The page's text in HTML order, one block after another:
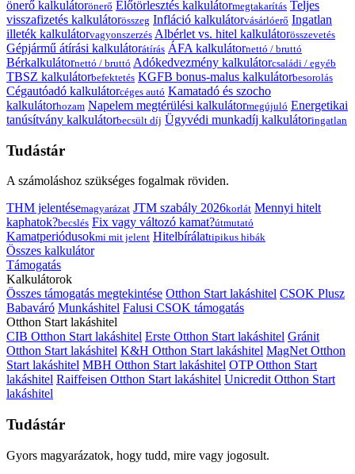
önerő kalkulátorönerő Előtörlesztés kalkulátormegtakarítás Teljes
visszafizetés kalkulátorösszeg Infláció kalkulátorvásárlóerő Ingatlan
illeték kalkulátorvagyonszerzés Albérlet vs. hitel kalkulátorösszevetés
Gépjármű átírási kalkulátorátírás ÁFA kalkulátornettó / bruttó
Bérkalkulátornettó / bruttó Adókedvezmény kalkulátorcsaládi / egyéb
TBSZ kalkulátorbefektetés KGFB bonus-malus kalkulátorbesorolás
Cégautóadó kalkulátorcéges autó Kamatadó és szocho
kalkulátorhozam Napelem megtérülési kalkulátormegújuló Energetikai
tanúsítvány kalkulátorbecsült díj Ügyvédi munkadíj kalkulátoringatlan
Tudástár
A számoláshoz szükséges fogalmak röviden.
THM jelentésemagyarázat JTM szabály 2026korlát Mennyi hitelt
kaphatok?becslés Fix vagy változó kamat?útmutató
Kamatperiódusokmi mit jelent Hitelbírálattipikus hibák
Összes kalkulátor
Támogatás
Kalkulátorok
Összes támogatás megtekintése Otthon Start lakáshitel CSOK Plusz
Babaváró Munkáshitel Falusi CSOK támogatás
Otthon Start lakáshitel
CIB Otthon Start lakáshitel Erste Otthon Start lakáshitel Gránit
Otthon Start lakáshitel K&H Otthon Start lakáshitel MagNet Otthon
Start lakáshitel MBH Otthon Start lakáshitel OTP Otthon Start
lakáshitel Raiffeisen Otthon Start lakáshitel Unicredit Otthon Start
lakáshitel
Tudástár
Gyors magyarázatok, hogy tudd, mire vagy jogosult.